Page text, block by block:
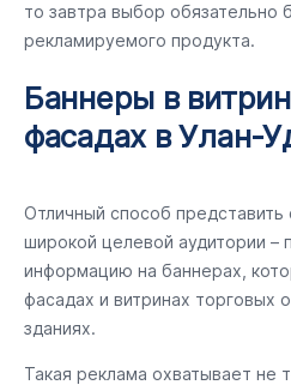
то завтра выбор обязательно
рекламируемого продукта.
Баннеры в
фасадах в Улан-
Отличный способ
широкой целевой аудитории –
информацию на баннерах,
фасадах и витринах торговых
зданиях.
Такая реклама охватывает не